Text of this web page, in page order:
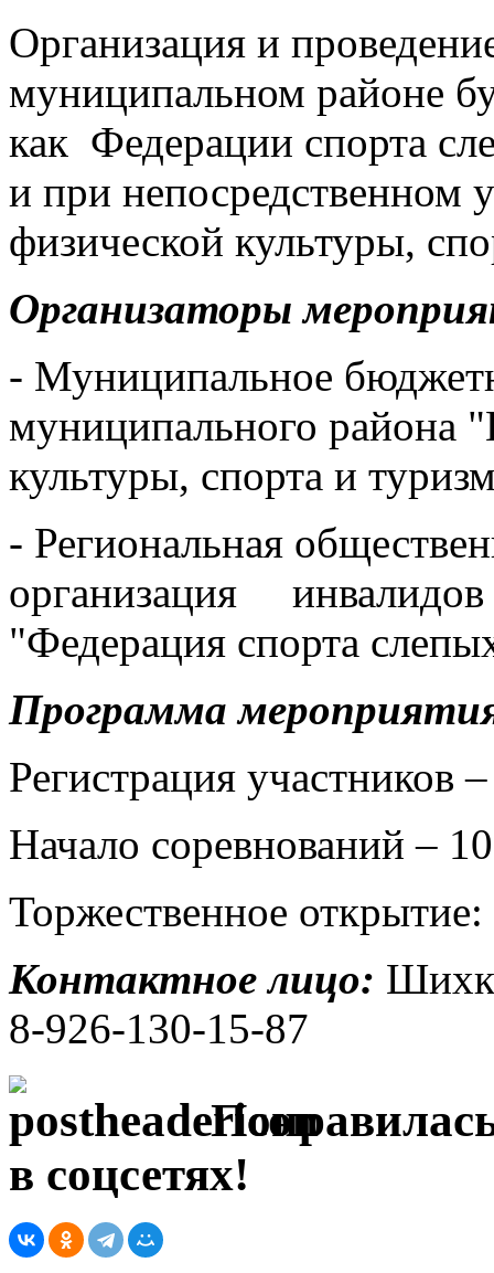
Организация и
муниципальном районе
как Федерации спорта
и при непосредственном
физической культуры,
Организаторы
- Муниципальное
муниципального района
культуры, спорта и
- Региональная
организация
"Федерация спорта
Программа
Регистрация участников
Начало соревнований –
Торжественное
Контактное лицо:
8-926-130-15-87
в соцсетях!